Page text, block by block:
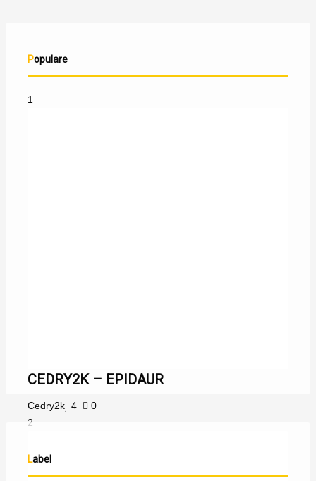
Populare
1
CEDRY2K – EPIDAUR
Cedry2k 4
0
2
Label